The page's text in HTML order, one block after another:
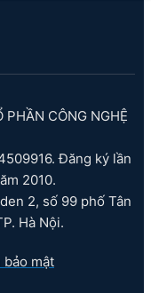
CÔNG NGHỆ
Đăng ký lần
2010.
2, số 99 phố Tân
Hà Nội.
bảo mật